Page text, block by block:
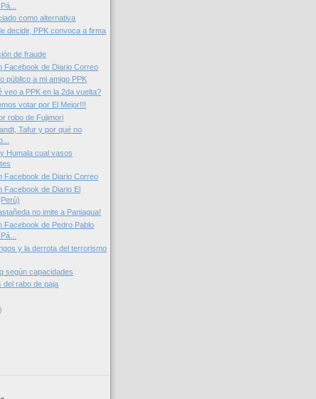
como alternativa
decidir, PPK convoca a firma
de fraude
Facebook de Diario Correo
público a mi amigo PPK
veo a PPK en la 2da vuelta?
votar por El Mejor!!!
robo de Fujimori
Tafur y por qué no
Humala cual vasos
Facebook de Diario Correo
Facebook de Diario El
no imite a Paniagua!
Facebook de Pedro Pablo
y la derrota del terrorismo
según capacidades
del rabo de paja